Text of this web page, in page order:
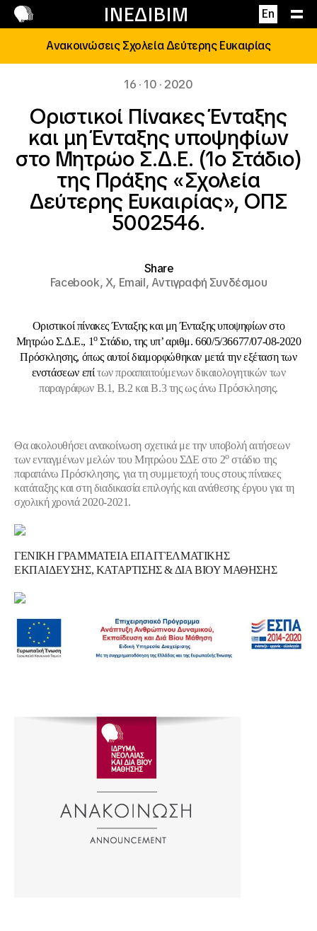
ΙΝΕΔΙΒΙΜ En
Επικοινωνία
Ανακοινώσεις Σχολεία Δεύτερης Ευκαιρίας
16 · 10 · 2020
Οριστικοί Πίνακες Ένταξης
και μη Ένταξης υποψηφίων
στο Μητρώο Σ.Δ.Ε. (1ο Στάδιο)
της Πράξης «Σχολεία
Δεύτερης Ευκαιρίας», ΟΠΣ
5002546.
Share
Facebook,X, Email,Αντιγραφή Συνδέσμου
Οριστικοί πίνακες Ένταξης και μη Ένταξης υποψηφίων στο
Μητρώο Σ.Δ.Ε., 1οΣτάδιο, της υπ’ αριθμ. 660/5/36677/07-08-2020
Πρόσκλησης, όπως αυτοί διαμορφώθηκαν μετά την εξέταση των
ενστάσεων επίτων προαπαιτούμενων δικαιολογητικών των
παραγράφων Β.1, Β.2 και Β.3 της ως άνω Πρόσκλησης.
Θα ακολουθήσει ανακοίνωση σχετικά με την υποβολή αιτήσεων
των ενταγμένων μελών του Μητρώου ΣΔΕ στο 2οστάδιο της
παραπάνω Πρόσκλησης, για τη συμμετοχή τους στους πίνακες
κατάταξης και στη διαδικασία επιλογής και ανάθεσης έργου για τη
σχολική χρονιά 2020-2021.
ΓΕΝΙΚΗ ΓΡΑΜΜΑΤΕΙΑ ΕΠΑΓΓΕΛΜΑΤΙΚΗΣ
ΕΚΠΑΙΔΕΥΣΗΣ, ΚΑΤΑΡΤΙΣΗΣ & ΔΙΑ ΒΙΟΥ ΜΑΘΗΣΗΣ